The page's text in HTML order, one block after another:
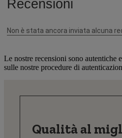
Le nostre recensioni sono autentiche
sulle nostre procedure di
Qualità al